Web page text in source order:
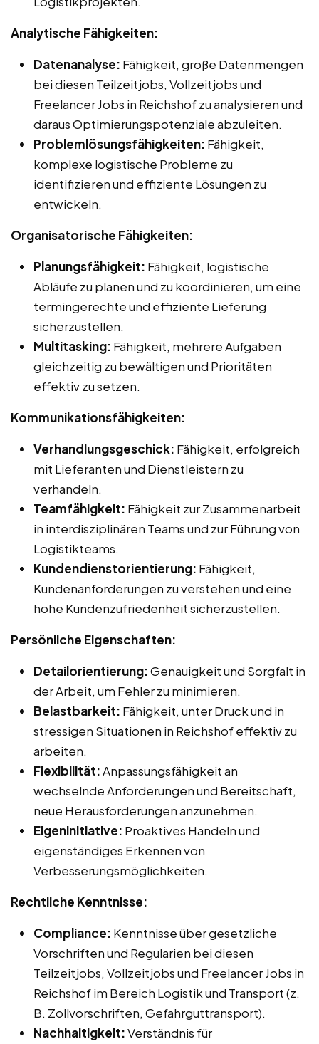
Analytische Fähigkeiten:
Datenanalyse: Fähigkeit, große Datenmengen
bei diesen Teilzeitjobs, Vollzeitjobs und
Freelancer Jobs in Reichshof zu analysieren und
daraus Optimierungspotenziale abzuleiten.
Problemlösungsfähigkeiten: Fähigkeit,
komplexe logistische Probleme zu
identifizieren und effiziente Lösungen zu
entwickeln.
Organisatorische Fähigkeiten:
Planungsfähigkeit: Fähigkeit, logistische
Abläufe zu planen und zu koordinieren, um eine
termingerechte und effiziente Lieferung
sicherzustellen.
Multitasking: Fähigkeit, mehrere Aufgaben
gleichzeitig zu bewältigen und Prioritäten
effektiv zu setzen.
Kommunikationsfähigkeiten:
Verhandlungsgeschick: Fähigkeit, erfolgreich
mit Lieferanten und Dienstleistern zu
verhandeln.
Teamfähigkeit: Fähigkeit zur Zusammenarbeit
in interdisziplinären Teams und zur Führung von
Logistikteams.
Kundendienstorientierung: Fähigkeit,
Kundenanforderungen zu verstehen und eine
hohe Kundenzufriedenheit sicherzustellen.
Persönliche Eigenschaften:
Detailorientierung:Genauigkeit und Sorgfalt in
der Arbeit, um Fehler zu minimieren.
Belastbarkeit: Fähigkeit, unter Druck und in
stressigen Situationen in Reichshof effektiv zu
arbeiten.
Flexibilität:Anpassungsfähigkeit an
wechselnde Anforderungen und Bereitschaft,
neue Herausforderungen anzunehmen.
Eigeninitiative: Proaktives Handeln und
eigenständiges Erkennen von
Verbesserungsmöglichkeiten.
Rechtliche Kenntnisse:
Compliance: Kenntnisse über gesetzliche
Vorschriften und Regularien bei diesen
Teilzeitjobs, Vollzeitjobs und Freelancer Jobs in
Reichshof im Bereich Logistik und Transport (z.
B. Zollvorschriften, Gefahrguttransport).
Nachhaltigkeit:Verständnis für